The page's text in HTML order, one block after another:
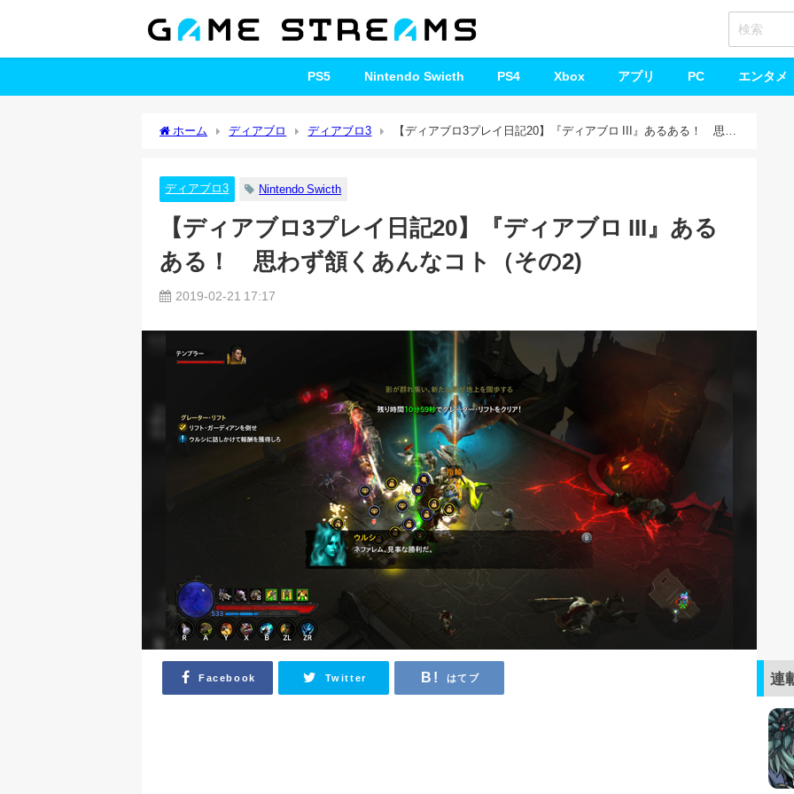
PS5 Nintendo Swicth PS4 Xbox アプリ PC エンタメ
ホーム ディアブロ ディアブロ3
【ディアブロ3プレイ日記20】『ディアブロ III』あるある！ 思わ
ディアブロ3 Nintendo Swicth
【ディアブロ3プレイ日記20】『ディアブロ III』ある
ある！ 思わず頷くあんなコト（その2)
2019-02-21 17:17
Facebook Twitter はてブ 連